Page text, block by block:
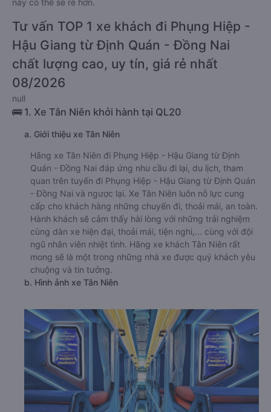
này có thể sẽ rẻ hơn.
Tư vấn TOP 1 xe khách đi Phụng Hiệp -
Hậu Giang từ Định Quán - Đồng Nai
chất lượng cao, uy tín, giá rẻ nhất
08/2026
null
🚌 1. Xe Tân Niên khởi hành tại QL20
a. Giới thiệu xe Tân Niên
Hãng xe Tân Niên đi Phụng Hiệp - Hậu Giang từ Định
Quán - Đồng Nai đáp ứng nhu cầu đi lại, du lịch, tham
quan trên tuyến đi Phụng Hiệp - Hậu Giang từ Định Quán
- Đồng Nai và ngược lại. Xe Tân Niên luôn nỗ lực cung
cấp cho khách hàng những chuyến đi, thoải mái, an toàn.
Hành khách sẽ cảm thấy hài lòng với những trải nghiệm
cùng dàn xe hiện đại, thoải mái, tiện nghi,... cùng với đội
ngũ nhân viên nhiệt tình. Hãng xe khách Tân Niên rất
mong sẽ là một trong những nhà xe được quý khách yêu
chuộng và tin tưởng.
b. Hình ảnh xe Tân Niên